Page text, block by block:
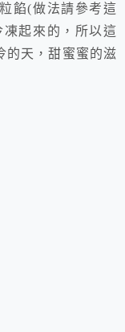
餡(做法請參考這
起來的，所以這
的天，甜蜜蜜的滋